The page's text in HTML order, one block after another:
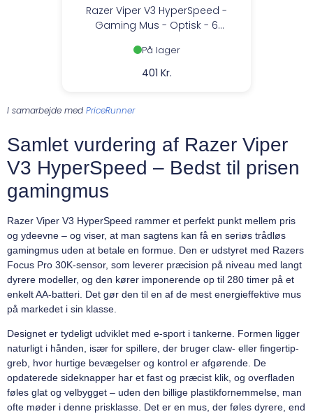
Razer Viper V3 HyperSpeed -
Gaming Mus - Optisk - 6
På lager
401 Kr.
I samarbejde med PriceRunner
Samlet vurdering af Razer Viper
V3 HyperSpeed – Bedst til prisen
gamingmus
Razer Viper V3 HyperSpeed rammer et perfekt punkt mellem pris
og ydeevne – og viser, at man sagtens kan få en seriøs trådløs
gamingmus uden at betale en formue. Den er udstyret med Razers
Focus Pro 30K-sensor, som leverer præcision på niveau med langt
dyrere modeller, og den kører imponerende op til 280 timer på et
enkelt AA-batteri. Det gør den til en af de mest energieffektive mus
på markedet i sin klasse.
Designet er tydeligt udviklet med e-sport i tankerne. Formen ligger
naturligt i hånden, især for spillere, der bruger claw- eller fingertip-
greb, hvor hurtige bevægelser og kontrol er afgørende. De
opdaterede sideknapper har et fast og præcist klik, og overfladen
føles glat og velbygget – uden den billige plastikfornemmelse, man
ofte møder i denne prisklasse. Det er en mus, der føles dyrere, end